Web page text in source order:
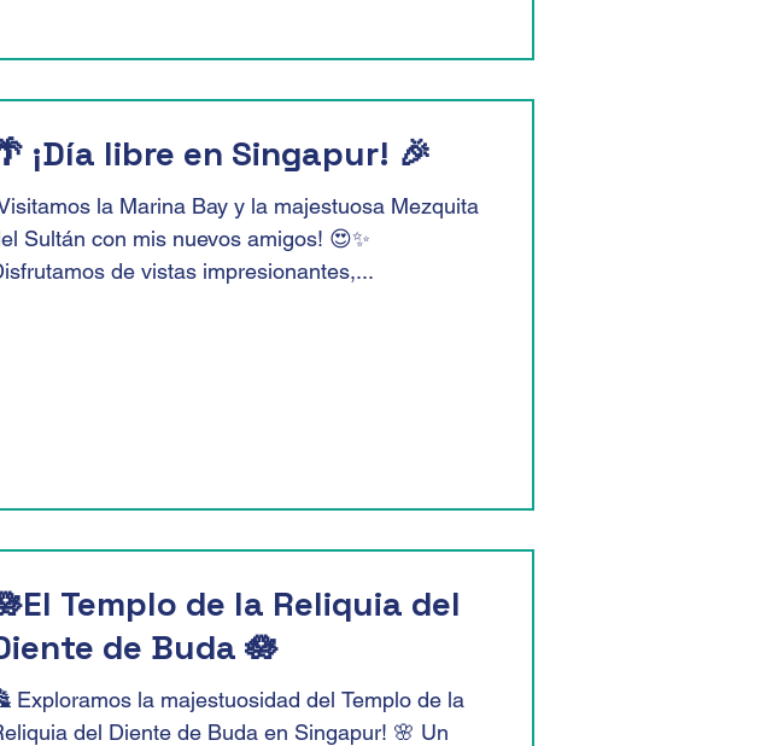
¡Día libre en Singapur! 🎉
la Marina Bay y la majestuosa Mezquita
Sultán con mis nuevos amigos! 😍✨
de vistas impresionantes,...
Templo de la Reliquia del
de Buda 🪷
Exploramos la majestuosidad del Templo de la
del Diente de Buda en Singapur! 🌸 Un